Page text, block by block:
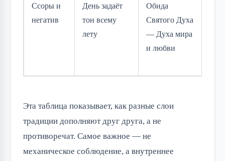
Ссоры и
негатив
День задаёт
тон всему
лету
Обида
Святого Духа
— Духа мира
и любви
Эта таблица показывает, как разные слои
традиции дополняют друг друга, а не
противоречат. Самое важное — не
механическое соблюдение, а внутреннее